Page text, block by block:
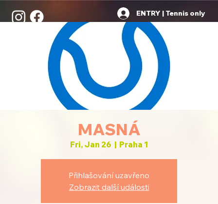
ENTRY | Tennis only
MASNÁ
Fri, Jan 26
  |
Praha 1
Přihlašování uzavřeno
Zobrazit další události